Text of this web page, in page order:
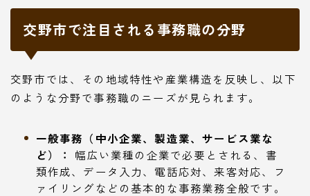
交野市で注目される事務職の分野
交野市では、その地域特性や産業構造を反映し、以下
のような分野で事務職のニーズが見られます。
一般事務（中小企業、製造業、サービス業な
ど）：
幅広い業種の企業で必要とされる、書
類作成、データ入力、電話応対、来客対応、フ
ァイリングなどの基本的な事務業務全般です。